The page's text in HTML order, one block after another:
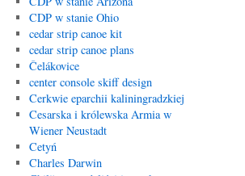
CDP w stanie Ohio
cedar strip canoe kit
cedar strip canoe plans
Čelákovice
center console skiff design
Cerkwie eparchii kaliningradzkiej
Cesarska i królewska Armia w
Wiener Neustadt
Cetyń
Charles Darwin